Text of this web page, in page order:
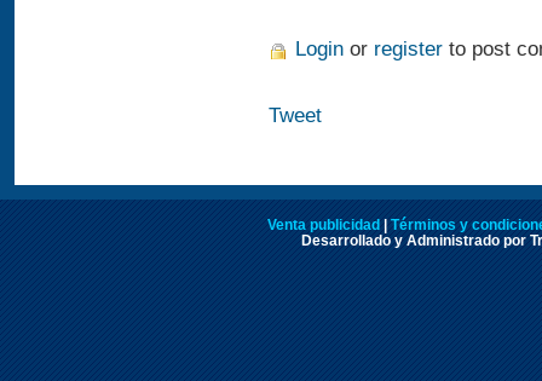
Login or register to post
Tweet
Venta publicidad | Términos y
Desarrollado y Administrado por